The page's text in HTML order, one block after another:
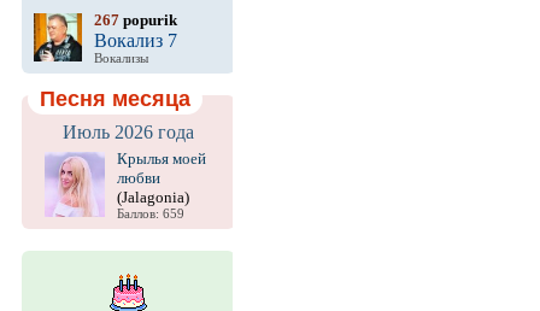
267 popurik
Вокализ 7
Вокализы
Песня месяца
Июль 2026 года
Крылья моей
любви
(Jalagonia)
Баллов: 659